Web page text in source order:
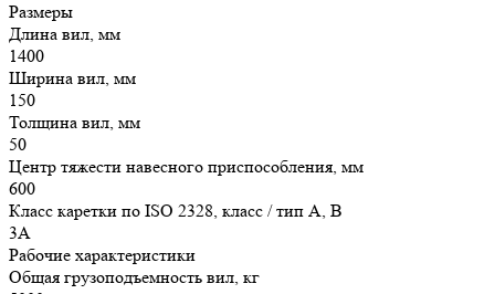
Размеры
Длина вил, мм
1400
Ширина вил, мм
150
Толщина вил, мм
50
Центр тяжести навесного приспособления, мм
600
Класс каретки по ISO 2328, класс / тип A, B
3A
Рабочие характеристики
Общая грузоподъемность вил, кг